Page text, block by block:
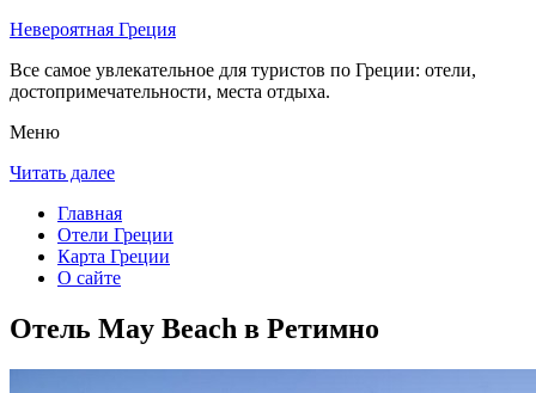
Невероятная Греция
Все самое увлекательное для туристов по Греции: отели,
достопримечательности, места отдыха.
Меню
Читать далее
Главная
Отели Греции
Карта Греции
О сайте
Отель May Beach в Ретимно